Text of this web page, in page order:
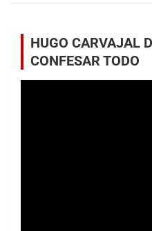
HUGO CARVAJAL
CONFESAR TODO